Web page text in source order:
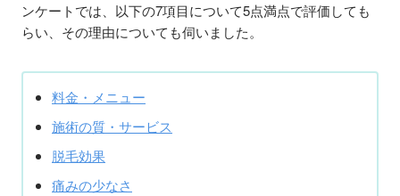
ンケートでは、以下の7項目について5点満点で評価しても
らい、その理由についても伺いました。
料金・メニュー
施術の質・サービス
脱毛効果
痛みの少なさ